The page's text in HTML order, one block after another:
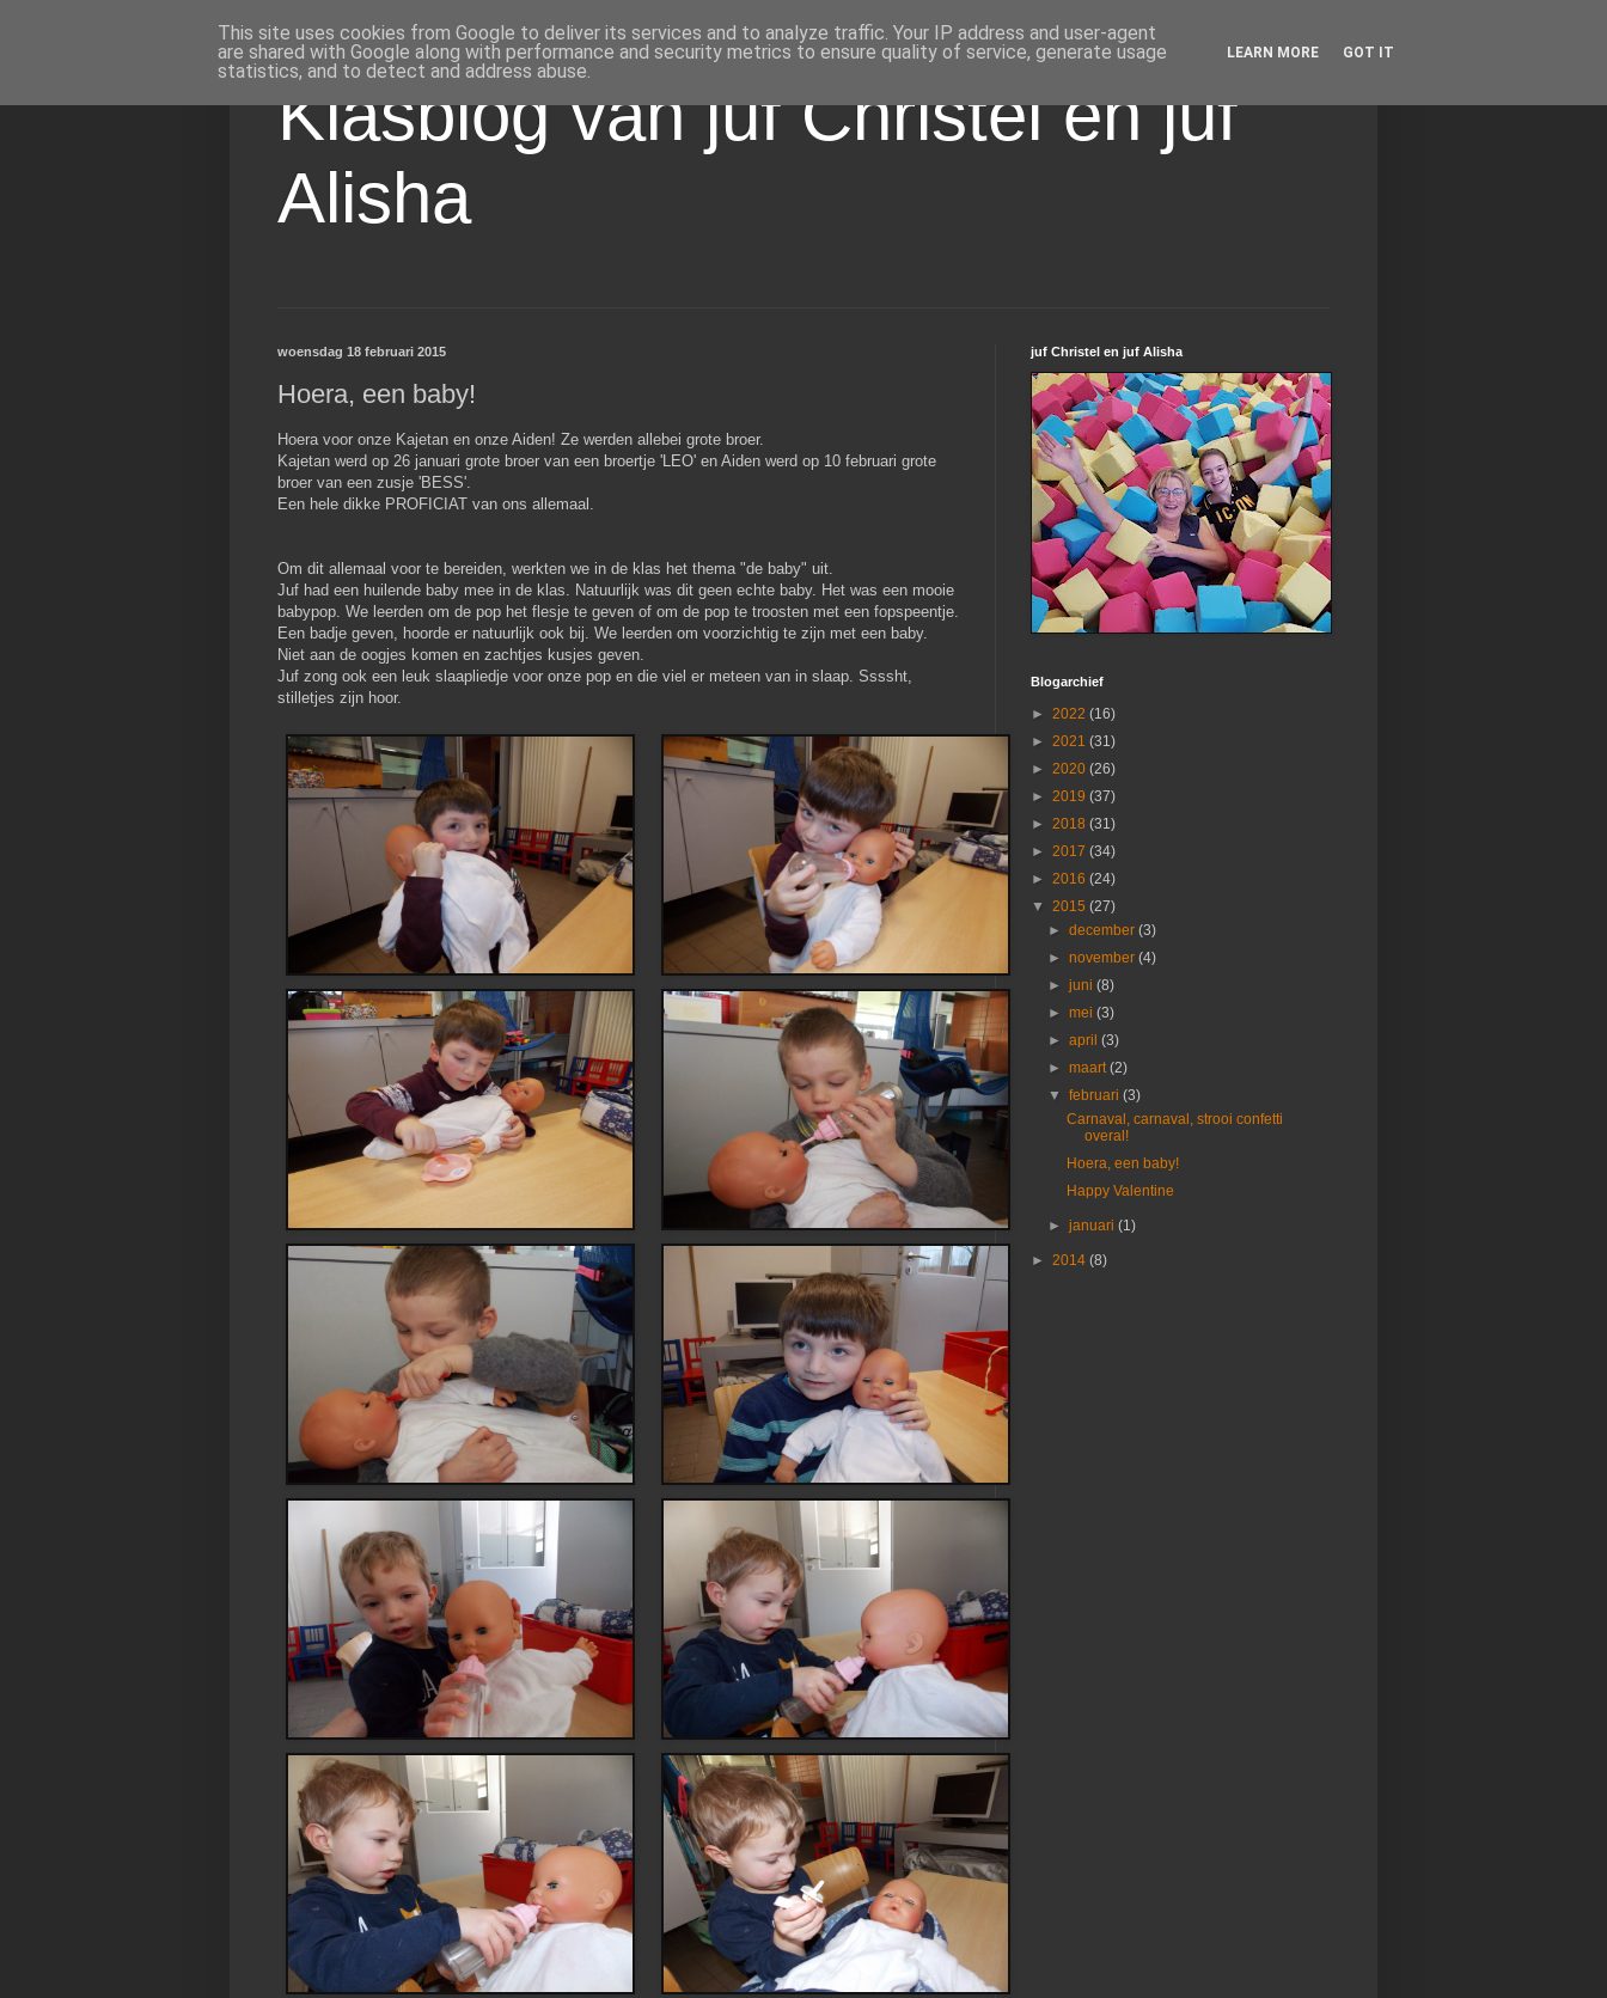
Klasblog van juf Christel en juf
Alisha
woensdag 18 februari 2015
Hoera, een baby!
Hoera voor onze Kajetan en onze Aiden! Ze werden allebei grote broer.
Kajetan werd op 26 januari grote broer van een broertje 'LEO' en Aiden werd op 10 februari grote
broer van een zusje 'BESS'.
Een hele dikke PROFICIAT van ons allemaal.
Om dit allemaal voor te bereiden, werkten we in de klas het thema "de baby" uit.
Juf had een huilende baby mee in de klas. Natuurlijk was dit geen echte baby. Het was een mooie
babypop. We leerden om de pop het flesje te geven of om de pop te troosten met een fopspeentje.
Een badje geven, hoorde er natuurlijk ook bij. We leerden om voorzichtig te zijn met een baby.
Niet aan de oogjes komen en zachtjes kusjes geven.
Juf zong ook een leuk slaapliedje voor onze pop en die viel er meteen van in slaap. Ssssht,
stilletjes zijn hoor.
juf Christel en juf Alisha
Blogarchief
► 2022 (16)
► 2021 (31)
► 2020 (26)
► 2019 (37)
► 2018 (31)
► 2017 (34)
► 2016 (24)
▼ 2015 (27)
►december(3)
►november(4)
►juni(8)
►mei(3)
►april(3)
►maart(2)
▼februari(3)
Carnaval, carnaval, strooi confetti
overal!
Hoera, een baby!
Happy Valentine
►januari(1)
► 2014 (8)
This site uses cookies from Google to deliver its services and to analyze traffic. Your IP address and user-agent
are shared with Google along with performance and security metrics to ensure quality of service, generate usage
statistics, and to detect and address abuse.
LEARN MORE GOT IT